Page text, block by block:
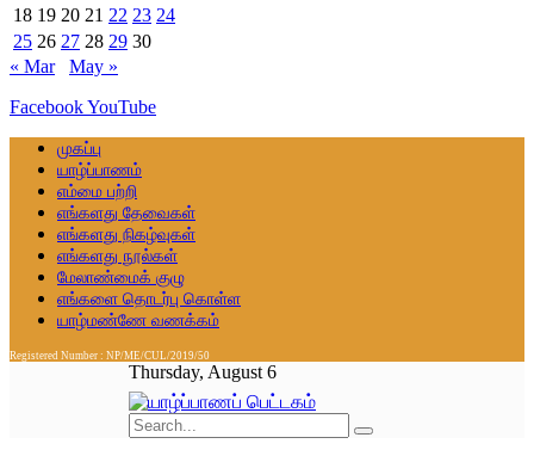
18 19 20 21 22 23 24
25 26 27 28 29 30
« Mar
May »
FacebookYouTube
முகப்பு
யாழ்ப்பாணம்
எம்மை பற்றி
எங்களது தேவைகள்
எங்களது நிகழ்வுகள்
எங்களது நூல்கள்
மேலாண்மைக் குழு
எங்களை தொடர்பு கொள்ள
யாழ்மண்ணே வணக்கம்
Registered Number : NP/ME/CUL/2019/50
Thursday, August 6